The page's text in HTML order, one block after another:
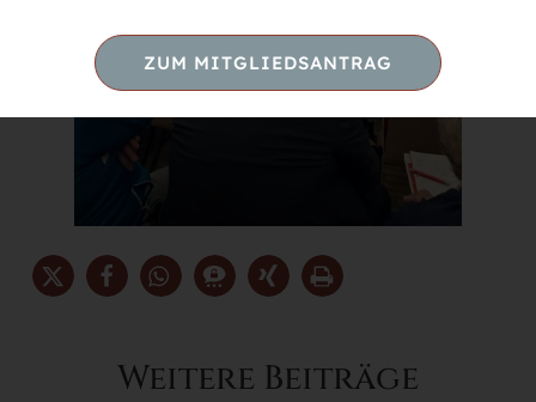
Weitere Beiträge
ZUM MITGLIEDSANTRAG